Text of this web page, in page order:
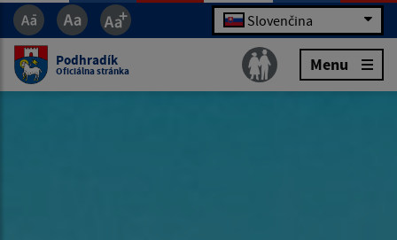
Slovenčina
Podhradík
Oficiálna stránka Menu